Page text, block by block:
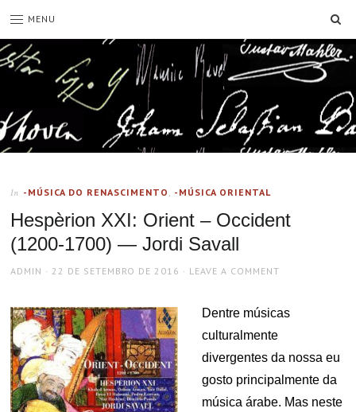
MENU
In -MÚSICA DO RENASCIMENTO , -MÚSICA ORIENTAL
Hespèrion XXI: Orient – Occident
(1200-1700) — Jordi Savall
AUTHOR
ADMIN
POSTED
22 DE SETEMBRO DE 2016 LEAVE A COMMENT
Dentre músicas
culturalmente
divergentes da nossa eu
gosto principalmente da
música árabe. Mas neste